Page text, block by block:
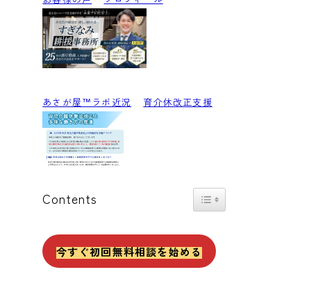
あさが屋™ラボ近況 育介休改正支援
Contents Toggle Table of Content
今すぐ初回無料相談を始める